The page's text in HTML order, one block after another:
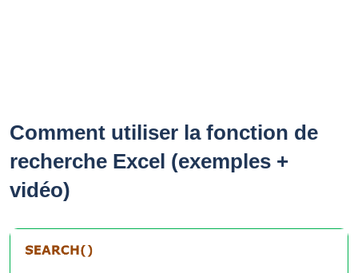
Comment utiliser la fonction de
recherche Excel (exemples +
vidéo)